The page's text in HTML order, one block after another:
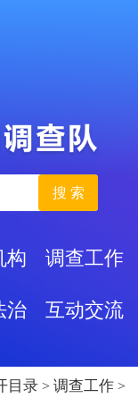
搜 索
构 调查工作
治 互动交流
目录 > 调查工作 >